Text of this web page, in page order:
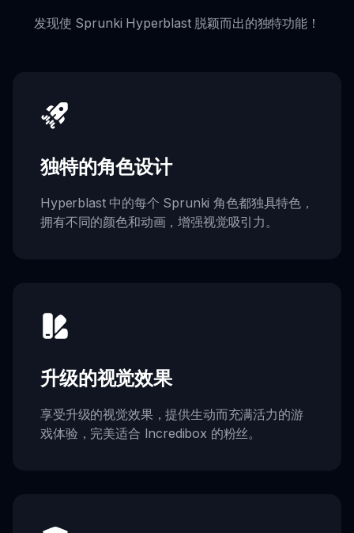
发现使 Sprunki Hyperblast 脱颖而出的独特功能！
独特的角色设计
Hyperblast 中的每个 Sprunki 角色都独具特色，
拥有不同的颜色和动画，增强视觉吸引力。
升级的视觉效果
享受升级的视觉效果，提供生动而充满活力的游
戏体验，完美适合 Incredibox 的粉丝。